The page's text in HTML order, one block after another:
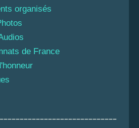
organisés
de France